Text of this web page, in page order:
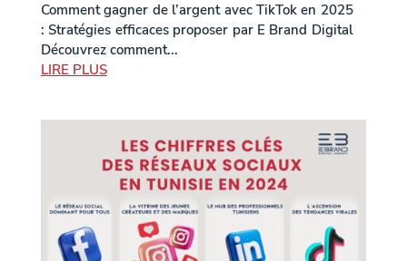
Comment gagner de l’argent avec TikTok en 2025
: Stratégies efficaces proposer par E Brand Digital
Découvrez comment...
LIRE PLUS